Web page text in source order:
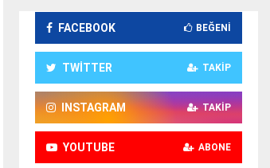
FACEBOOK BEĞENI
TWITTER TAKIP
INSTAGRAM TAKIP
YOUTUBE ABONE